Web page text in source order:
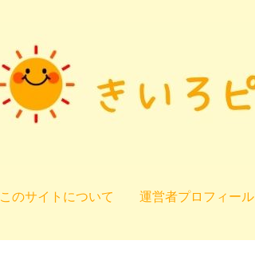
このサイトについて 運営者プロフィール